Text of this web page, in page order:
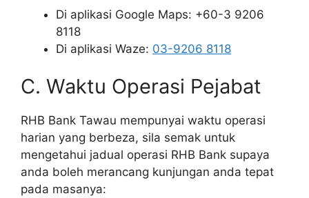
Di aplikasi Google Maps: +60-3 9206
8118
Di aplikasi Waze: 03-9206 8118
C. Waktu Operasi Pejabat
RHB Bank Tawau mempunyai waktu operasi
harian yang berbeza, sila semak untuk
mengetahui jadual operasi RHB Bank supaya
anda boleh merancang kunjungan anda tepat
pada masanya: